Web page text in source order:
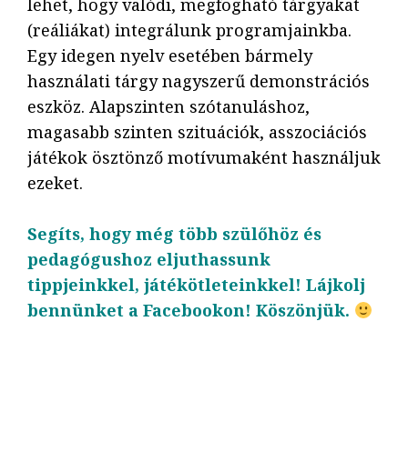
lehet, hogy valódi, megfogható tárgyakat
(reáliákat) integrálunk programjainkba.
Egy idegen nyelv esetében bármely
használati tárgy nagyszerű demonstrációs
eszköz. Alapszinten szótanuláshoz,
magasabb szinten szituációk, asszociációs
játékok ösztönző motívumaként használjuk
ezeket.
Segíts, hogy még több szülőhöz és
pedagógushoz eljuthassunk
tippjeinkkel, játékötleteinkkel! Lájkolj
bennünket a Facebookon! Köszönjük.